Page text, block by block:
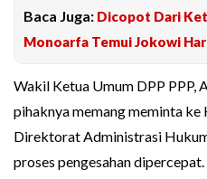
Baca Juga: Dicopot Dari
Monoarfa Temui Jokowi
Wakil Ketua Umum DPP PPP,
pihaknya memang meminta ke
Direktorat Administrasi
proses pengesahan dipercepat.